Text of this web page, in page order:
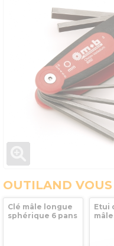
OUTILAND
Clé mâle longue
sphérique 6 pans
Etui
1,5